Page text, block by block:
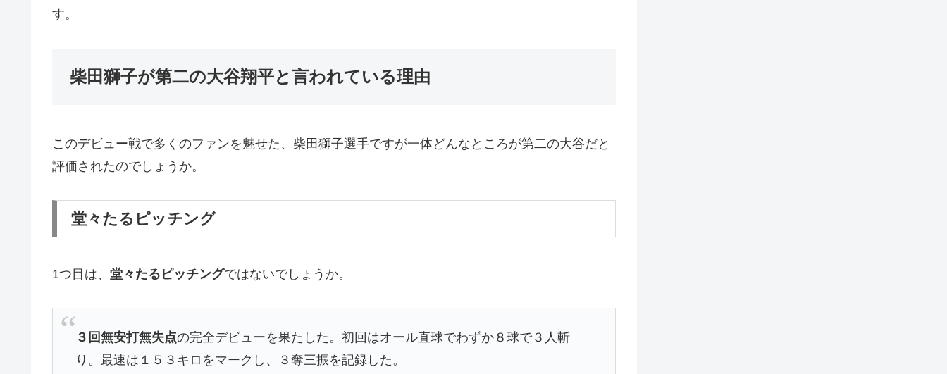
す。
柴田獅子が第二の大谷翔平と言われている理由
このデビュー戦で多くのファンを魅せた、柴田獅子選手ですが一体どんなところが第二の大谷だと
評価されたのでしょうか。
堂々たるピッチング
1つ目は、 堂々たるピッチングではないでしょうか。
３回無安打無失点の完全デビューを果たした。初回はオール直球でわずか８球で３人斬
り。最速は１５３キロをマークし、３奪三振を記録した。